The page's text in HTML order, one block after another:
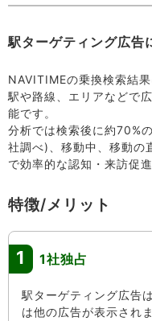
駅ターゲティング広告
NAVITIMEの乗換検索結
駅や路線、エリアなどで
能です。
分析では検索後に約70%
社調べ)、移動中、移動の
で効率的な認知・来訪促
特徴/メリット
1 1社独占
駅ターゲティング広告
は他の広告が表示され